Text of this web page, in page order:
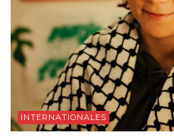
INTERNATIONALES